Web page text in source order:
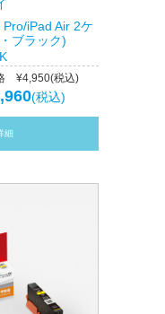
iPad Air 2ケ
ブラック)
¥4,950(税込)
(税込)
細